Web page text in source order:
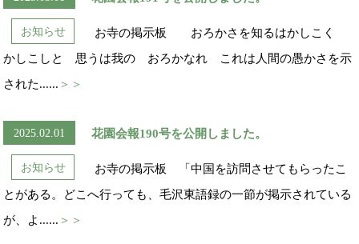
お知らせ
お寺の掲示板 おろかさを知るはかしこく
かしこしと 思うは我の おろかなれ これは人間の愚かさを示
された...... ＞＞
2025.02.01 花園会報190号を公開しました。
お知らせ
お寺の掲示板 「中国を訪問させてもらったこ
とがある。どこへ行っても、毛沢東語録の一節が掲示されている
が、よ...... ＞＞